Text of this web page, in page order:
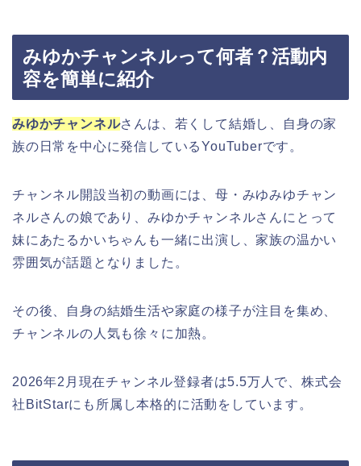
みゆかチャンネルって何者？活動内
容を簡単に紹介
みゆかチャンネルさんは、若くして結婚し、自身の家
族の日常を中心に発信しているYouTuberです。
チャンネル開設当初の動画には、母・みゆみゆチャン
ネルさんの娘であり、みゆかチャンネルさんにとって
妹にあたるかいちゃんも一緒に出演し、家族の温かい
雰囲気が話題となりました。
その後、自身の結婚生活や家庭の様子が注目を集め、
チャンネルの人気も徐々に加熱。
2026年2月現在チャンネル登録者は5.5万人で、株式会
社BitStarにも所属し本格的に活動をしています。